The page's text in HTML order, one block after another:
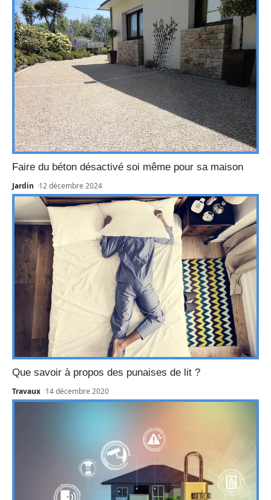
Faire du béton désactivé soi même pour sa maison
Jardin 12 décembre 2024
Que savoir à propos des punaises de lit ?
Travaux 14 décembre 2020